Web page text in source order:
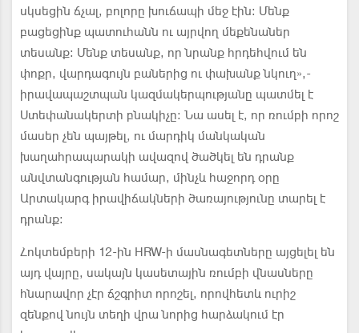
սկսեցին ճչալ, բոլորը խուճապի մեջ էին։ Մենք
բացեցինք պատուհանն ու այրվող մեքենաներ
տեսանք։ Մենք տեսանք, որ նրանք հրդեհվում են
փոքր, վարդագույն բաներից ու փախանք նկուղ»,-
իրավապաշտպան կազմակերպությանը պատմել է
Ստեփանակերտի բնակիչը։ Նա ասել է, որ ռումբի որոշ
մասեր չեն պայթել, ու մարդիկ մանկական
խաղահրապարակի ավազով ծածկել են դրանք
անվտանգության համար, մինչև հաջորդ օրը
Արտակարգ իրավիճակների ծառայությունը տարել է
դրանք։
Հոկտեմբերի 12-ին HRW-ի մասնագետները այցելել են
այդ վայրը, սակայն կասետային ռումբի վնասները
հնարավոր չէր ճշգրիտ որոշել, որովհետև ուրիշ
զենքով նույն տեղի վրա նորից հարձակում էր